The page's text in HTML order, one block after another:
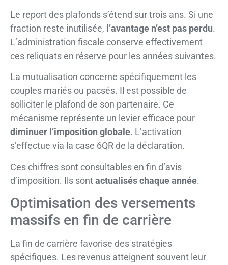
Le report des plafonds s’étend sur trois ans. Si une
fraction reste inutilisée, l’avantage n’est pas perdu.
L’administration fiscale conserve effectivement
ces reliquats en réserve pour les années suivantes.
La mutualisation concerne spécifiquement les
couples mariés ou pacsés. Il est possible de
solliciter le plafond de son partenaire. Ce
mécanisme représente un levier efficace pour
diminuer l’imposition globale. L’activation
s’effectue via la case 6QR de la déclaration.
Ces chiffres sont consultables en fin d’avis
d’imposition. Ils sontactualisés chaque année.
Optimisation des versements
massifs en fin de carrière
La fin de carrière favorise des stratégies
spécifiques. Les revenus atteignent souvent leur